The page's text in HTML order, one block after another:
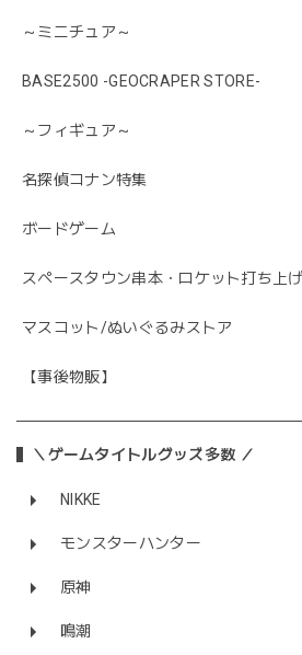
～ミニチュア～
BASE2500 -GEOCRAPER STORE-
～フィギュア～
名探偵コナン特集
ボードゲーム
スペースタウン串本・ロケット打ち上
マスコット/ぬいぐるみストア
【事後物販】
＼ゲームタイトルグッズ多数 ／
NIKKE
モンスターハンター
原神
鳴潮